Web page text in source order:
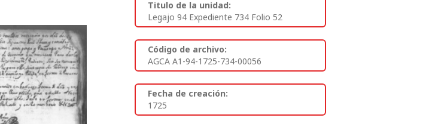
Titulo de la unidad:
Legajo 94 Expediente 734 Folio 52
Código de archivo:
AGCA A1-94-1725-734-00056
Fecha de creación:
1725